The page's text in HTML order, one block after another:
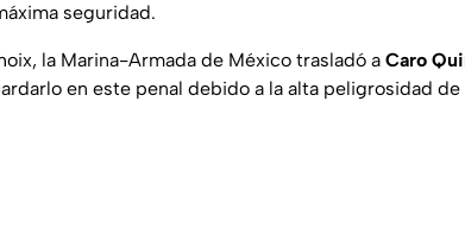
seguridad.
la Marina-Armada de México trasladó a Caro
en este penal debido a la alta peligrosidad